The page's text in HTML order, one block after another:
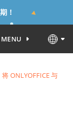
！
MENU
将 ONLYOFFICE 与